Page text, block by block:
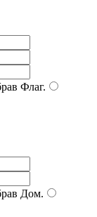
Флаг.
Дом.